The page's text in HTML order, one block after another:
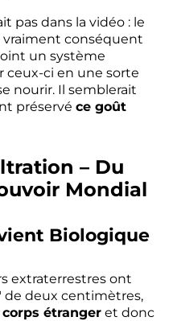
pas dans la vidéo : le
conséquent
un système
ci en une sorte
nourir. Il semblerait
préservé ce goût
– Du
Mondial
Biologique
extraterrestres ont
de deux centimètres,
étranger et donc